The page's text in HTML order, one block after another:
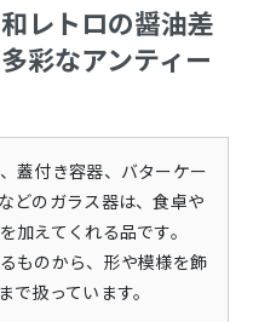
レトロの醤油差
彩なアンティー
蓋付き容器、バターケー
どのガラス器は、食卓や
加えてくれる品です。
ものから、形や模様を飾
で扱っています。